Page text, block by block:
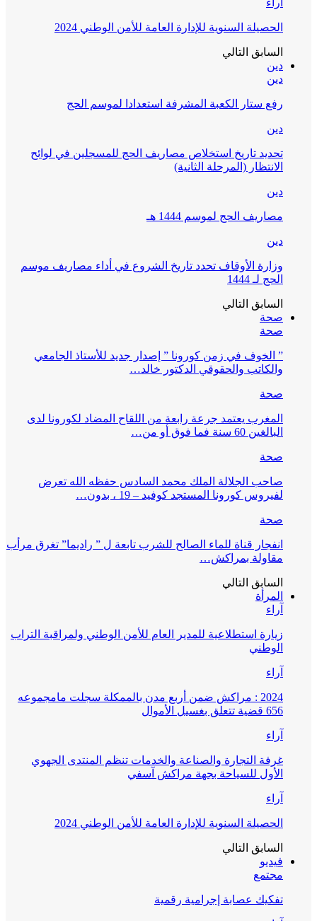
آراء
الحصيلة السنوية للإدارة العامة للأمن الوطني 2024
السابق التالي
دين
دين
رفع ستار الكعبة المشرفة استعدادا لموسم الحج
دين
تحديد تاريخ استخلاص مصاريف الحج للمسجلين في لوائح
الانتظار (المرحلة الثانية)
دين
مصاريف الحج لموسم 1444 هـ
دين
وزارة الأوقاف تحدد تاريخ الشروع في أداء مصاريف موسم
الحج لـ 1444
السابق التالي
صحة
صحة
” الخوف في زمن كورونا ” إصدار جديد للأستاذ الجامعي
والكاتب والحقوقي الدكتور خالد…
صحة
المغرب يعتمد جرعة رابعة من اللقاح المضاد لكورونا لدى
البالغين 60 سنة فما فوق أو من…
صحة
صاحب الجلالة الملك محمد السادس حفظه الله تعرض
لفيروس كورونا المستجد كوفيد – 19 ، بدون…
صحة
انفجار قناة للماء الصالح للشرب تابعة ل ” راديما” تغرق مرأب
مقاولة بمراكش…
السابق التالي
المرأة
آراء
زيارة استطلاعية للمدير العام للأمن الوطني ولمراقبة التراب
الوطني
آراء
2024 : مراكش ضمن أربع مدن بالممكلة سجلت مامجموعه
656 قضية تتعلق بغسيل الأموال
آراء
غرفة التجارة والصناعة والخدمات تنظم المنتدى الجهوي
الأول للسياحة بجهة مراكش آسفي
آراء
الحصيلة السنوية للإدارة العامة للأمن الوطني 2024
السابق التالي
فيديو
مجتمع
تفكيك عصابة إجرامية رقمية